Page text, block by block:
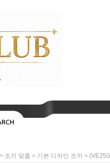
> 조끼 맞춤 > 기본 디자인 조끼 >